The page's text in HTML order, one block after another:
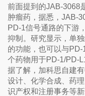
前面提到的JAB-3068
肿瘤药，据悉，JAB-
PD-1信号通路的下游
抑制。研究显示，单
的功能，也可以与
个药物用于PD-1/PD-
据了解，加科思自建
设计、化学合成、药
识产权和注册事务等